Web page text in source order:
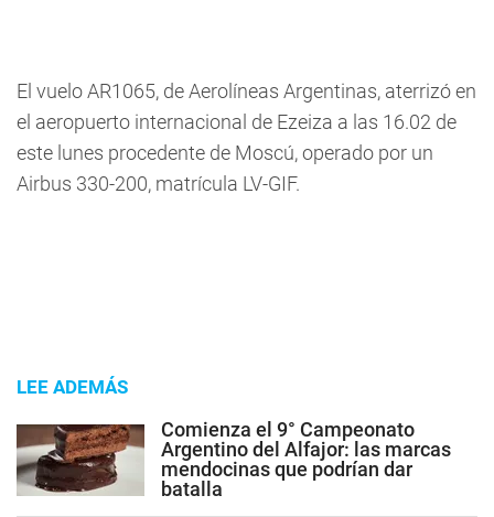
El vuelo AR1065, de Aerolíneas Argentinas, aterrizó en
el aeropuerto internacional de Ezeiza a las 16.02 de
este lunes procedente de Moscú, operado por un
Airbus 330-200, matrícula LV-GIF.
LEE ADEMÁS
Comienza el 9° Campeonato
Argentino del Alfajor: las marcas
mendocinas que podrían dar
batalla